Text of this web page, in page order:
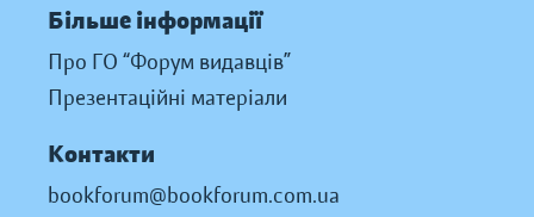
Більше інформації
Про ГО “Форум видавців”
Презентаційні матеріали
Контакти
bookforum@bookforum.com.ua